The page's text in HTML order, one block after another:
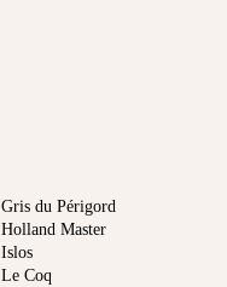
Gris du Périgord
Holland Master
Islos
Le Coq